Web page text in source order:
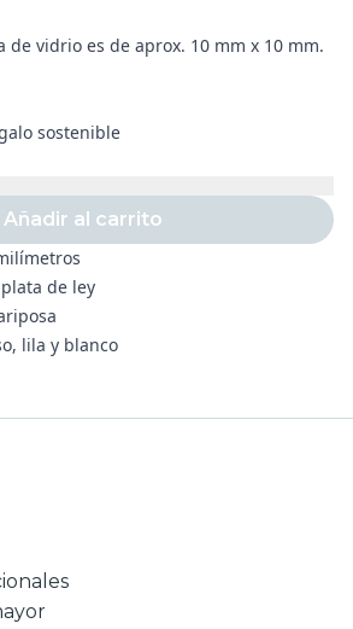
de vidrio es de aprox. 10 mm x 10 mm.
sostenible
Añadir al carrito
de ley
lila y blanco